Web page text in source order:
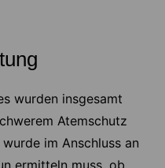
wurden insgesamt
Atemschutz
im Anschluss an